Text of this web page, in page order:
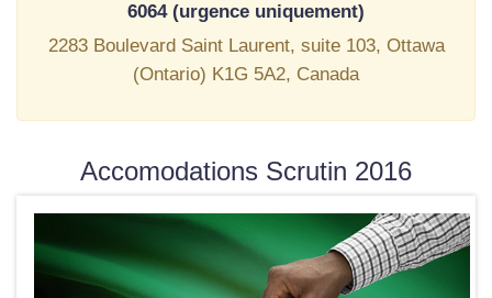
6064 (urgence uniquement)
2283 Boulevard Saint Laurent, suite 103, Ottawa
(Ontario) K1G 5A2, Canada
Accomodations Scrutin 2016